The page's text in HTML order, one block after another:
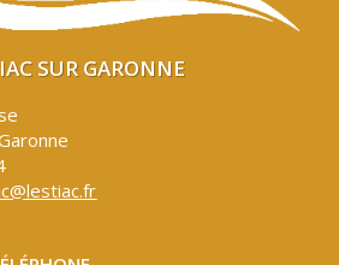
SUR GARONNE